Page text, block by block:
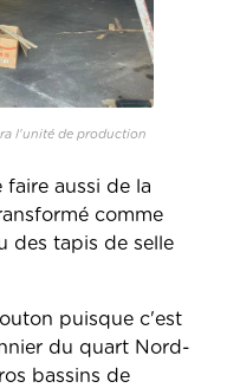
l'unité de production
aussi de la
comme
des tapis de selle
puisque c'est
du quart Nord-
bassins de